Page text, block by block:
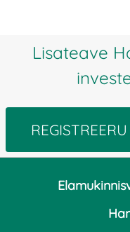
Lisateave
REGISTREERU